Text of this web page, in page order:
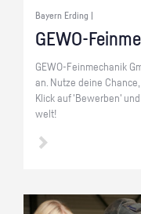
Bayern Erding |
GE­WO-
GE­WO-Fein­me­cha­nik
an. Nutze deine
Klick auf 'Be­wer­ben'
welt!